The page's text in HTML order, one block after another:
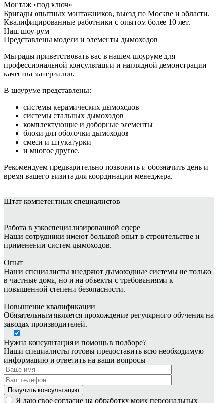
Монтаж «под ключ»
Бригады опытных монтажников, выезд по Москве и области.
Квалифицированные работники с опытом более 10 лет.
Наш шоу-рум
Представлены модели и элементы дымоходов
Мы рады приветствовать вас в нашем шоуруме для
профессиональной консультации и наглядной демонстрации
качества материалов.
В шоуруме представлены:
системы керамических дымоходов
системы стальных дымоходов
комплектующие и доборные элементы
блоки для оболочки дымоходов
смеси и штукатурки
и многое другое.
Рекомендуем предварительно позвонить и обозначить день и
время вашего визита для координации менеджера.
Штат компетентных специалистов
Работа в узкоспециализированной сфере
Наши сотрудники имеют большой опыт в строительстве и
применении систем дымоходов.
Опыт
Наши специалисты внедряют дымоходные системы не только
в частные дома, но и на объекты с требованиями к
повышенной степени безопасности.
Повышение квалификации
Обязательным является прохождение регулярного обучения на
заводах производителей.
Нужна консультация и помощь в подборе?
Наши специалисты готовы предоставить всю необходимую
информацию и ответить на ваши вопросы
Я даю свое согласие на обработку моих персональных